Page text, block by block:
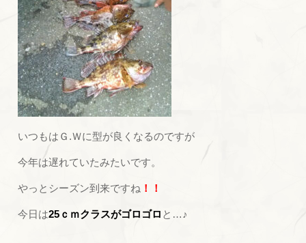
いつもはＧ.Ｗに型が良くなるのですが
今年は遅れていたみたいです。
やっとシーズン到来ですね ！！
今日は25ｃｍクラスがゴロゴロ と…♪